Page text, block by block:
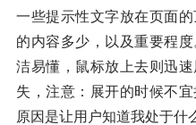
一些提示性文字放在页面
的内容多少，以及重要程
洁易懂，鼠标放上去则迅
失，注意：展开的时候不
原因是让用户知道我处于什